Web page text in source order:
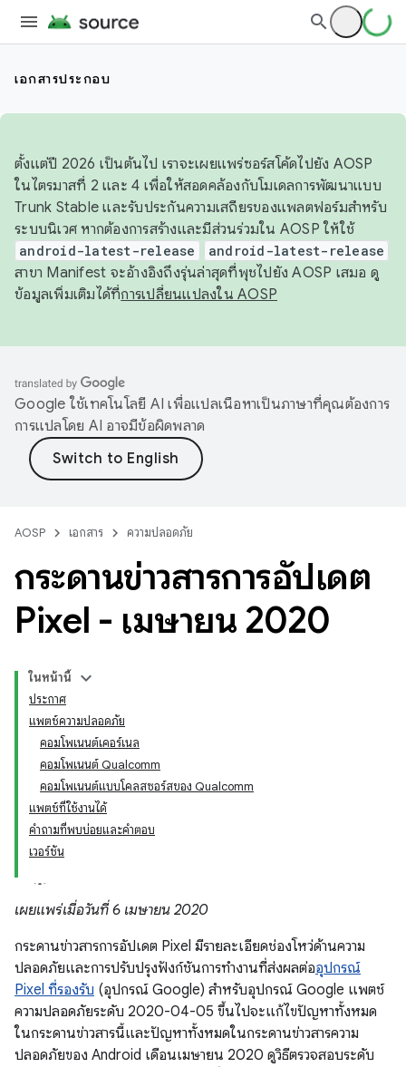
เอกสารประกอบ
ตั้งแต่ปี 2026 เป็นต้นไป เราจะเผยแพร่ซอร์สโค้ดไปยัง AOSP
ในไตรมาสที่ 2 และ 4 เพื่อให้สอดคล้องกับโมเดลการพัฒนาแบบ
Trunk Stable และรับประกันความเสถียรของแพลตฟอร์มสำหรับ
ระบบนิเวศ หากต้องการสร้างและมีส่วนร่วมใน AOSP ให้ใช้
android-latest-release android-latest-release
สาขา Manifest จะอ้างอิงถึงรุ่นล่าสุดที่พุชไปยัง AOSP เสมอ ดู
ข้อมูลเพิ่มเติมได้ที่การเปลี่ยนแปลงใน AOSP
Google ใช้เทคโนโลยี AI เพื่อแปลเนื้อหาเป็นภาษาที่คุณต้องการ
การแปลโดย AI อาจมีข้อผิดพลาด
AOSP เอกสาร ความปลอดภัย
กระดานข่าวสารการอัปเดต
Pixel - เมษายน 2020
ในหน้านี้
ประกาศ
แพตช์ความปลอดภัย
คอมโพเนนต์เคอร์เนล
คอมโพเนนต์ Qualcomm
คอมโพเนนต์แบบโคลสซอร์สของ Qualcomm
แพตช์ที่ใช้งานได้
คำถามที่พบบ่อยและคำตอบ
เวอร์ชัน
เผยแพร่เมื่อวันที่ 6 เมษายน 2020
กระดานข่าวสารการอัปเดต Pixel มีรายละเอียดช่องโหว่ด้านความ
ปลอดภัยและการปรับปรุงฟังก์ชันการทำงานที่ส่งผลต่ออุปกรณ์
Pixel ที่รองรับ (อุปกรณ์ Google) สำหรับอุปกรณ์ Google แพตช์
ความปลอดภัยระดับ 2020-04-05 ขึ้นไปจะแก้ไขปัญหาทั้งหมด
ในกระดานข่าวสารนี้และปัญหาทั้งหมดในกระดานข่าวสารความ
ปลอดภัยของ Android เดือนเมษายน 2020 ดูวิธีตรวจสอบระดับ